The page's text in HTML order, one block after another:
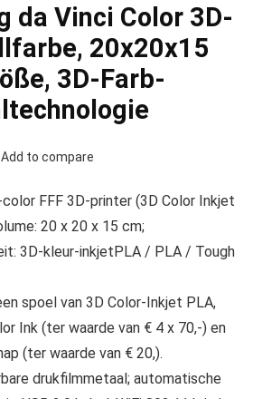
da Vinci Color 3D-
20x20x15
3D-Farb-
Add to compare
FFF 3D-printer (3D Color Inkjet
20 x 20 x 15 cm;
3D-kleur-inkjetPLA / PLA / Tough
spoel van 3D Color-Inkjet PLA,
Ink (ter waarde van € 4 x 70,-) en
(ter waarde van € 20,).
drukfilmmetaal; automatische